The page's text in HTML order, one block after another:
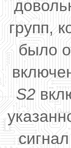
групп,
было
S2